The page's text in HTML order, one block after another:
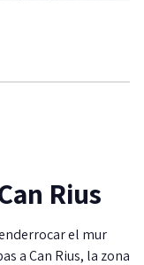
Rius
el mur
a Can Rius, la zona